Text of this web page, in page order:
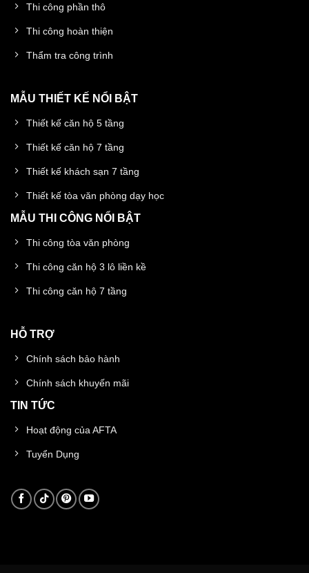
Thi công phần thô
Thi công hoàn thiện
Thẩm tra công trình
MẪU THIẾT KẾ NỔI BẬT
Thiết kế căn hộ 5 tầng
Thiết kế căn hộ 7 tầng
Thiết kế khách sạn 7 tầng
Thiết kế tòa văn phòng dạy học
MẪU THI CÔNG NỔI BẬT
Thi công tòa văn phòng
Thi công căn hộ 3 lô liền kề
Thi công căn hộ 7 tầng
HỖ TRỢ
Chính sách bảo hành
Chính sách khuyến mãi
TIN TỨC
Hoạt động của AFTA
Tuyển Dụng